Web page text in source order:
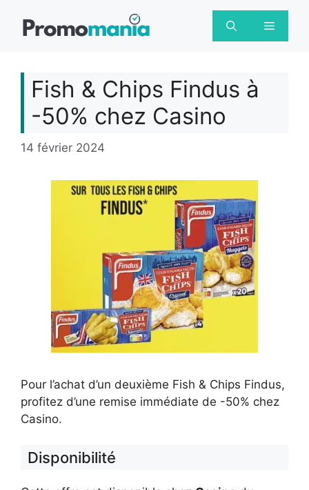
Menu
Fish & Chips Findus à
-50% chez Casino
14 février 2024
Pour l’achat d’un deuxième Fish & Chips Findus,
profitez d’une remise immédiate de -50% chez
Casino.
Disponibilité